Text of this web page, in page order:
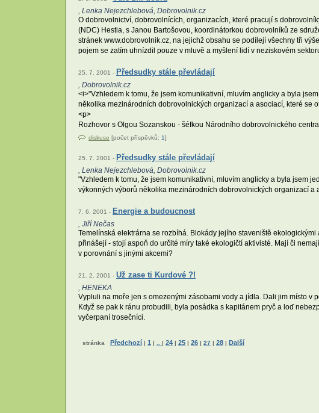
, Lenka Nejezchlebová, Dobrovolnik.cz
O dobrovolnictví, dobrovolnících, organizacích, které pracují s
(NDC) Hestia, s Janou Bartošovou, koordinátorkou dobrovolníků ze
stránek www.dobrovolnik.cz, na jejichž obsahu se podílejí všechny tři
pojem se zatím uhnízdil pouze v mluvě a myšlení lidí v neziskovém
25. 7. 2001 - Předsudky stále převládají
, Dobrovolnik.cz
<i>"Vzhledem k tomu, že jsem komunikativní, mluvím anglicky a byla
několika mezinárodních dobrovolnických organizací a asociací, které se
<p>
Rozhovor s Olgou Sozanskou - šéfkou Národního dobrovolnického
diskuse [počet příspěvků: 1]
25. 7. 2001 - Předsudky stále převládají
, Lenka Nejezchlebová, Dobrovolnik.cz
"Vzhledem k tomu, že jsem komunikativní, mluvím anglicky a byla jsem
výkonných výborů několika mezinárodních dobrovolnických organizací
7. 6. 2001 - Energie a budoucnost
, Jiří Nečas
Temelínská elektrárna se rozbíhá. Blokády jejího staveniště
přinášejí - stojí aspoň do určité míry také ekologičtí aktivisté. Mají či
v porovnání s jinými akcemi?
21. 2. 2001 - Už zase ti Kurdové ?!
, HENEKA
Vypluli na moře jen s omezenými zásobami vody a jídla. Dali jim místo
Když se pak k ránu probudili, byla posádka s kapitánem pryč a loď
vyčerpaní trosečníci.
stránka Předchozí | 1 | .. | 24 | 25 | 26 | 27 | 28 | Další